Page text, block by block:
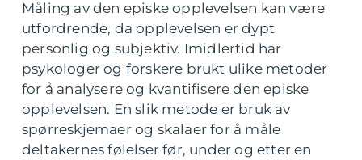
Måling av den episke opplevelsen kan være
utfordrende, da opplevelsen er dypt
personlig og subjektiv. Imidlertid har
psykologer og forskere brukt ulike metoder
for å analysere og kvantifisere den episke
opplevelsen. En slik metode er bruk av
spørreskjemaer og skalaer for å måle
deltakernes følelser før, under og etter en